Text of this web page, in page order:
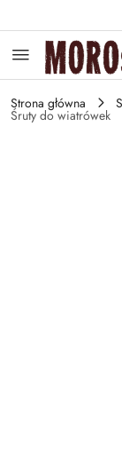
Strona główna
Śruty do wiatrówek